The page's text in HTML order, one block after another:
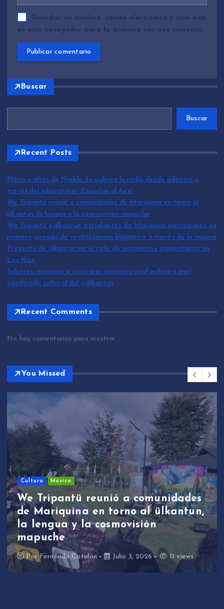
Guardar mi nombre, correo electrónico y sitio web
en este navegador para la próxima vez que comente.
Buscar
Buscar
Recent Posts
Niños y niñas de Niebla descubren la radio desde adentro a
través del laboratorio “Escuelas al Aire”
We Tripantü reunió a comunidades de Mariquina en torno al
ülkantun, la lengua y la cosmovisión mapuche
We Tripantü y ülkantun: estudiantes de Mariquina participaron en
primera jornada de revitalización lingüística a través de la música
Proyecto de ülkantun inicia ciclo de encuentros comunitarios en
Los Ríos
Saberes, memoria y territorio: iniciativa profundizará enel
significado cultural del palikantun
Recent Comments
No hay comentarios para mostrar.
You Missed
Sin categoría
We Tripantü y ülkantun:
estudiantes de Mariquina
participaron en primera jornada
de revitalización lingüística a
través de la música
PorFernando Catalán Junio 17, 2026 10 views